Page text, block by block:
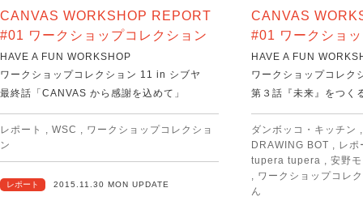
CANVAS WORKSHOP REPORT
#01 ワークショップコレクション
HAVE A FUN WORKSHOP
ワークショップコレクション 11 in シブヤ
最終話「CANVAS から感謝を込めて」
レポート , WSC , ワークショップコレクショ
ン
レポート 2015.11.30 MON UPDATE
CANVAS
#01 ワークショ
HAVE A FUN
ワークショップコレク
第３話『未来』をつく
ダンボッコ・キッチン
DRAWING BOT , レポ
tupera tupera , 安野
, ワークショップコレ
ん